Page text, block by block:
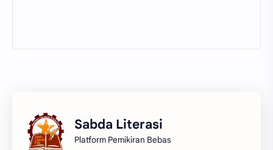
Sabda Literasi
Platform Pemikiran Bebas